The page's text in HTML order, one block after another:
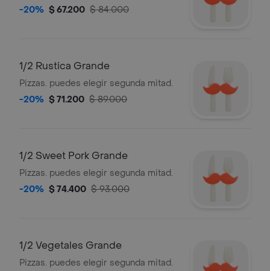
-20% $ 67.200 $ 84.000
1/2 Rustica Grande
Pizzas. puedes elegir segunda mitad.
-20% $ 71.200 $ 89.000
1/2 Sweet Pork Grande
Pizzas. puedes elegir segunda mitad.
-20% $ 74.400 $ 93.000
1/2 Vegetales Grande
Pizzas. puedes elegir segunda mitad.